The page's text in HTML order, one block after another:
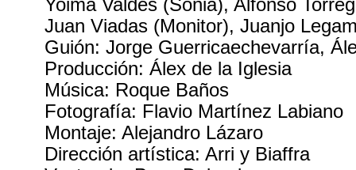
Yoima Valdés (Sonia), Alfonso
Juan Viadas (Monitor), Juanjo
Guión: Jorge Guerricaechevarría,
Producción: Álex de la Iglesia
Música: Roque Baños
Fotografía: Flavio Martínez Labiano
Montaje: Alejandro Lázaro
Dirección artística: Arri y Biaffra